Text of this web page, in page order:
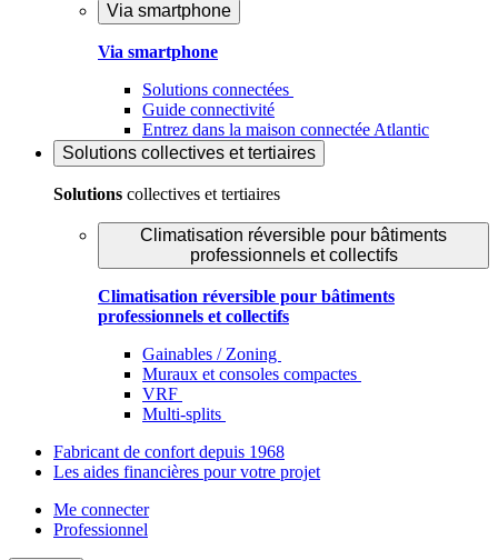
Via smartphone
Via smartphone
Solutions connectées
Guide connectivité
Entrez dans la maison connectée Atlantic
Solutions collectives et tertiaires
Solutions collectives et tertiaires
Climatisation réversible pour bâtiments
professionnels et collectifs
Climatisation réversible pour bâtiments
professionnels et collectifs
Gainables / Zoning
Muraux et consoles compactes
VRF
Multi-splits
Fabricant de confort depuis 1968
Les aides financières pour votre projet
Me connecter
Professionnel